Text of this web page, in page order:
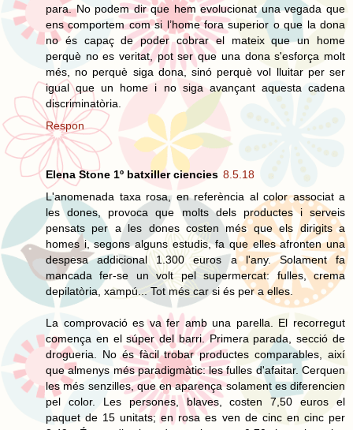
para. No podem dir que hem evolucionat una vegada que
ens comportem com si l’home fora superior o que la dona
no és capaç de poder cobrar el mateix que un home
perquè no es veritat, pot ser que una dona s'esforça molt
més, no perquè siga dona, sinó perquè vol lluitar per ser
igual que un home i no siga avançant aquesta cadena
discriminatòria.
Respon
Elena Stone 1º batxiller ciencies 8.5.18
L'anomenada taxa rosa, en referència al color associat a
les dones, provoca que molts dels productes i serveis
pensats per a les dones costen més que els dirigits a
homes i, segons alguns estudis, fa que elles afronten una
despesa addicional 1.300 euros a l'any. Solament fa
mancada fer-se un volt pel supermercat: fulles, crema
depilatòria, xampú... Tot més car si és per a elles.
La comprovació es va fer amb una parella. El recorregut
comença en el súper del barri. Primera parada, secció de
drogueria. No és fàcil trobar productes comparables, així
que almenys més paradigmàtic: les fulles d'afaitar. Cerquen
les més senzilles, que en aparença solament es diferencien
pel color. Les persones, blaves, costen 7,50 euros el
paquet de 15 unitats; en rosa es ven de cinc en cinc per